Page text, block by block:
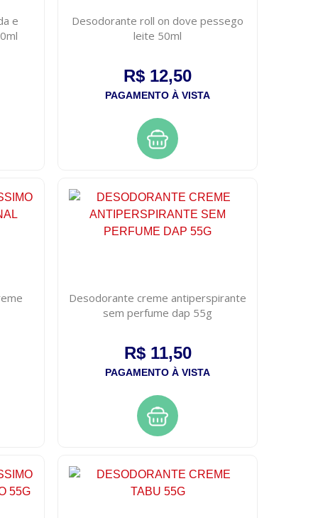
e
Desodorante roll on dove pessego
leite 50ml
R$ 12,50
PAGAMENTO À VISTA
Desodorante creme antiperspirante
sem perfume dap 55g
R$ 11,50
PAGAMENTO À VISTA